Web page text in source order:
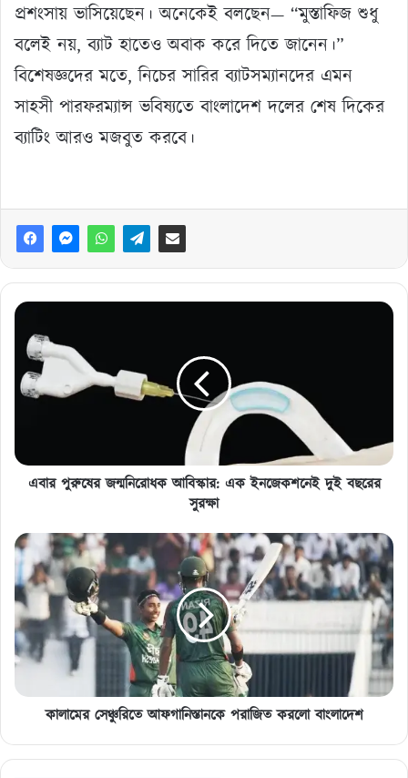
প্রশংসায় ভাসিয়েছেন। অনেকেই বলছেন— “মুস্তাফিজ শুধু
বলেই নয়, ব্যাট হাতেও অবাক করে দিতে জানেন।”
বিশেষজ্ঞদের মতে, নিচের সারির ব্যাটসম্যানদের এমন
সাহসী পারফরম্যান্স ভবিষ্যতে বাংলাদেশ দলের শেষ দিকের
ব্যাটিং আরও মজবুত করবে।
এবার
পুরুষের
জন্মনিরোধক
আবিস্কার:
এক
সুরক্ষা
এবার পুরুষের জন্মনিরোধক আবিস্কার: এক ইনজেকশনেই দুই বছরের
সুরক্ষা
কালামের
সেঞ্চুরিতে
আফগানিস্তানকে
পরাজিত
করলো
বাংলাদেশ
কালামের সেঞ্চুরিতে আফগানিস্তানকে পরাজিত করলো বাংলাদেশ